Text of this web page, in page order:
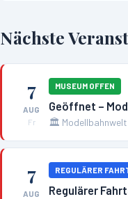
Nächste
7
AUG
Fr
MUSEUM OFFEN
Geöffnet –
🏛️
7
AUG
REGULÄRER
Regulärer